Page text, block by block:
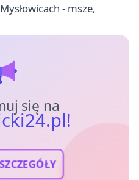
- msze,
się na